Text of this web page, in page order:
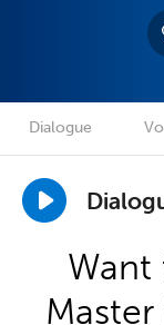
Dialogue
Want